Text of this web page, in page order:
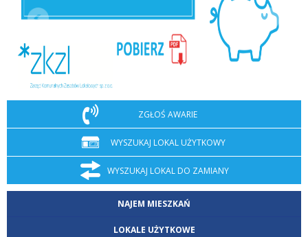
ZGŁOŚ AWARIE
WYSZUKAJ LOKAL UŻYTKOWY
WYSZUKAJ LOKAL DO ZAMIANY
NAJEM MIESZKAŃ
LOKALE UŻYTKOWE